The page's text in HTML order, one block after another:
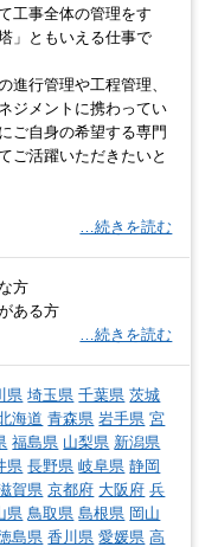
工事全体の管理をす
」ともいえる仕事で
進行管理や工程管理、
ジメントに携わってい
ご自身の希望する専門
ご活躍いただきたいと
…続きを読む
方
ある方
…続きを読む
県 埼玉県 千葉県 茨城
海道 青森県 岩手県 宮
福島県 山梨県 新潟県
県 長野県 岐阜県 静岡
賀県 京都府 大阪府 兵
県 鳥取県 島根県 岡山
島県 香川県 愛媛県 高